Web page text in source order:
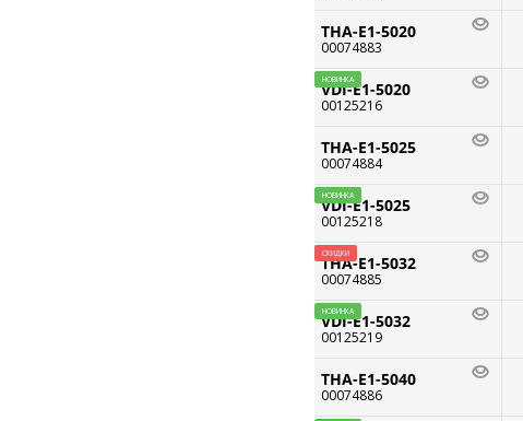
THA-E1-5020
00074883
НОВИНКА
VDI-E1-5020
00125216
THA-E1-5025
00074884
НОВИНКА
VDI-E1-5025
00125218
СКИДКИ
THA-E1-5032
00074885
НОВИНКА
VDI-E1-5032
00125219
THA-E1-5040
00074886